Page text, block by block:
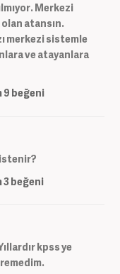
Merkezi
olan atansın.
merkezi sistemle
ve atayanlara
9 beğeni
3beğeni
kpss ye